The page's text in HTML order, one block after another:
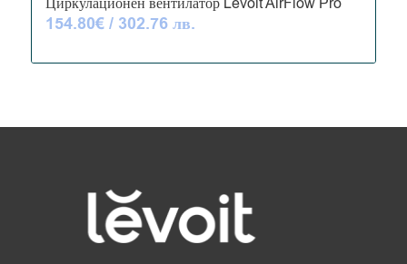
154.80€/ 302.76 лв.